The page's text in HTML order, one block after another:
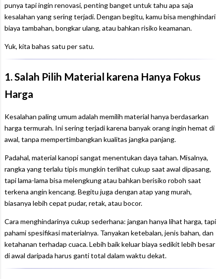
punya tapi ingin renovasi, penting banget untuk tahu apa saja
kesalahan yang sering terjadi. Dengan begitu, kamu bisa menghindari
biaya tambahan, bongkar ulang, atau bahkan risiko keamanan.
Yuk, kita bahas satu per satu.
1. Salah Pilih Material karena Hanya Fokus
Harga
Kesalahan paling umum adalah memilih material hanya berdasarkan
harga termurah. Ini sering terjadi karena banyak orang ingin hemat di
awal, tanpa mempertimbangkan kualitas jangka panjang.
Padahal, material kanopi sangat menentukan daya tahan. Misalnya,
rangka yang terlalu tipis mungkin terlihat cukup saat awal dipasang,
tapi lama-lama bisa melengkung atau bahkan berisiko roboh saat
terkena angin kencang. Begitu juga dengan atap yang murah,
biasanya lebih cepat pudar, retak, atau bocor.
Cara menghindarinya cukup sederhana: jangan hanya lihat harga, tapi
pahami spesifikasi materialnya. Tanyakan ketebalan, jenis bahan, dan
ketahanan terhadap cuaca. Lebih baik keluar biaya sedikit lebih besar
di awal daripada harus ganti total dalam waktu dekat.